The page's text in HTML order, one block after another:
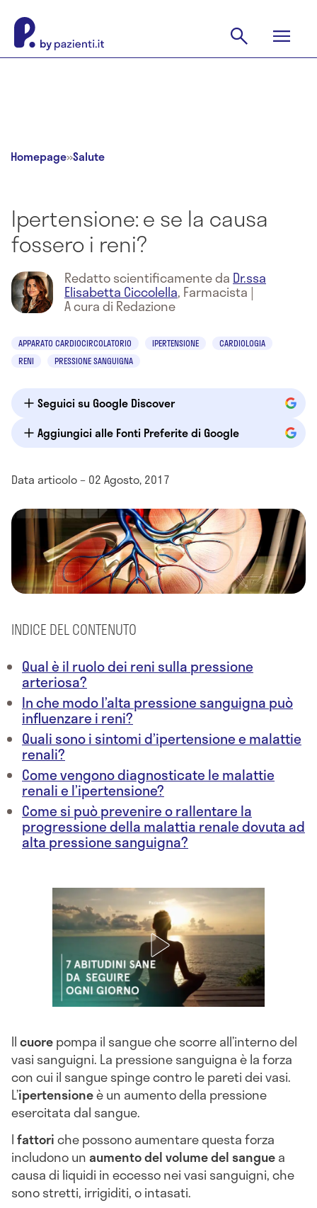
Homepage»Salute
Ipertensione: e se la causa
fossero i reni?
Redatto scientificamente da Dr.ssa
Elisabetta Ciccolella, Farmacista |
A cura di Redazione
APPARATO CARDIOCIRCOLATORIO IPERTENSIONE
CARDIOLOGIA
RENI
PRESSIONE SANGUIGNA
Seguici su Google Discover
Aggiungici alle Fonti Preferite di Google
Data articolo – 02 Agosto, 2017
INDICE DEL CONTENUTO
Qual è il ruolo dei reni sulla pressione
arteriosa?
In che modo l’alta pressione sanguigna può
influenzare i reni?
Quali sono i sintomi d’ipertensione e malattie
renali?
Come vengono diagnosticate le malattie
renali e l’ipertensione?
Come si può prevenire o rallentare la
progressione della malattia renale dovuta ad
alta pressione sanguigna?
Ilcuorepompa il sangue che scorre all’interno del
vasi sanguigni. La pressione sanguigna è la forza
con cui il sangue spinge contro le pareti dei vasi.
L’ipertensioneè un aumento della pressione
esercitata dal sangue.
Ifattoriche possono aumentare questa forza
includono unaumento del volume del sanguea
causa di liquidi in eccesso nei vasi sanguigni, che
sono stretti, irrigiditi, o intasati.